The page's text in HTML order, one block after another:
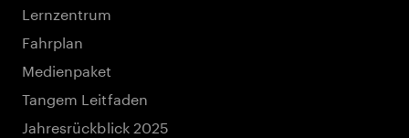
Lernzentrum
Fahrplan
Medienpaket
Tangem Leitfaden
Jahresrückblick 2025